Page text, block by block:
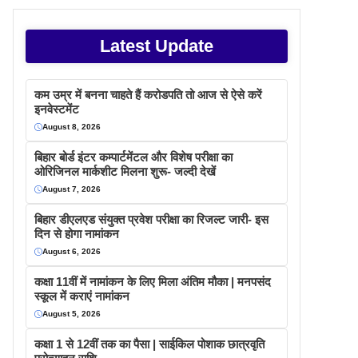
Latest Update
कम उम्र में बनना चाहते हैं करोडपति तो आज से ऐसे करें
इनवेस्टमेंट
August 8, 2026
बिहार बोर्ड इंटर कम्पार्टमेंटल और विशेष परीक्षा का
ओरिजिनल मार्कशीट मिलना शुरू- जल्दी देखें
August 7, 2026
बिहार डीएलएड संयुक्त प्रवेश परीक्षा का रिजल्ट जारी- इस
दिन से होगा नामांकन
August 6, 2026
कक्षा 11वीं में नामांकन के लिए मिला अंतिम मौका | मनपसंद
स्कूल में कराएं नामांकन
August 5, 2026
कक्षा 1 से 12वीं तक का पैसा | साईकिल पोशाक छात्रवृति